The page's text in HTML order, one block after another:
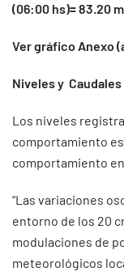
(06:00 hs)= 83.20
Ver gráfico Anexo
Niveles y Caudales
Los niveles
comportamiento
comportamiento en
“Las variaciones
entorno de los 20
modulaciones de
meteorológicos